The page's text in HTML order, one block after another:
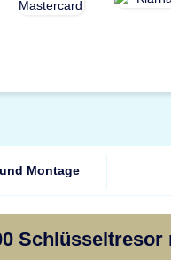
Montage